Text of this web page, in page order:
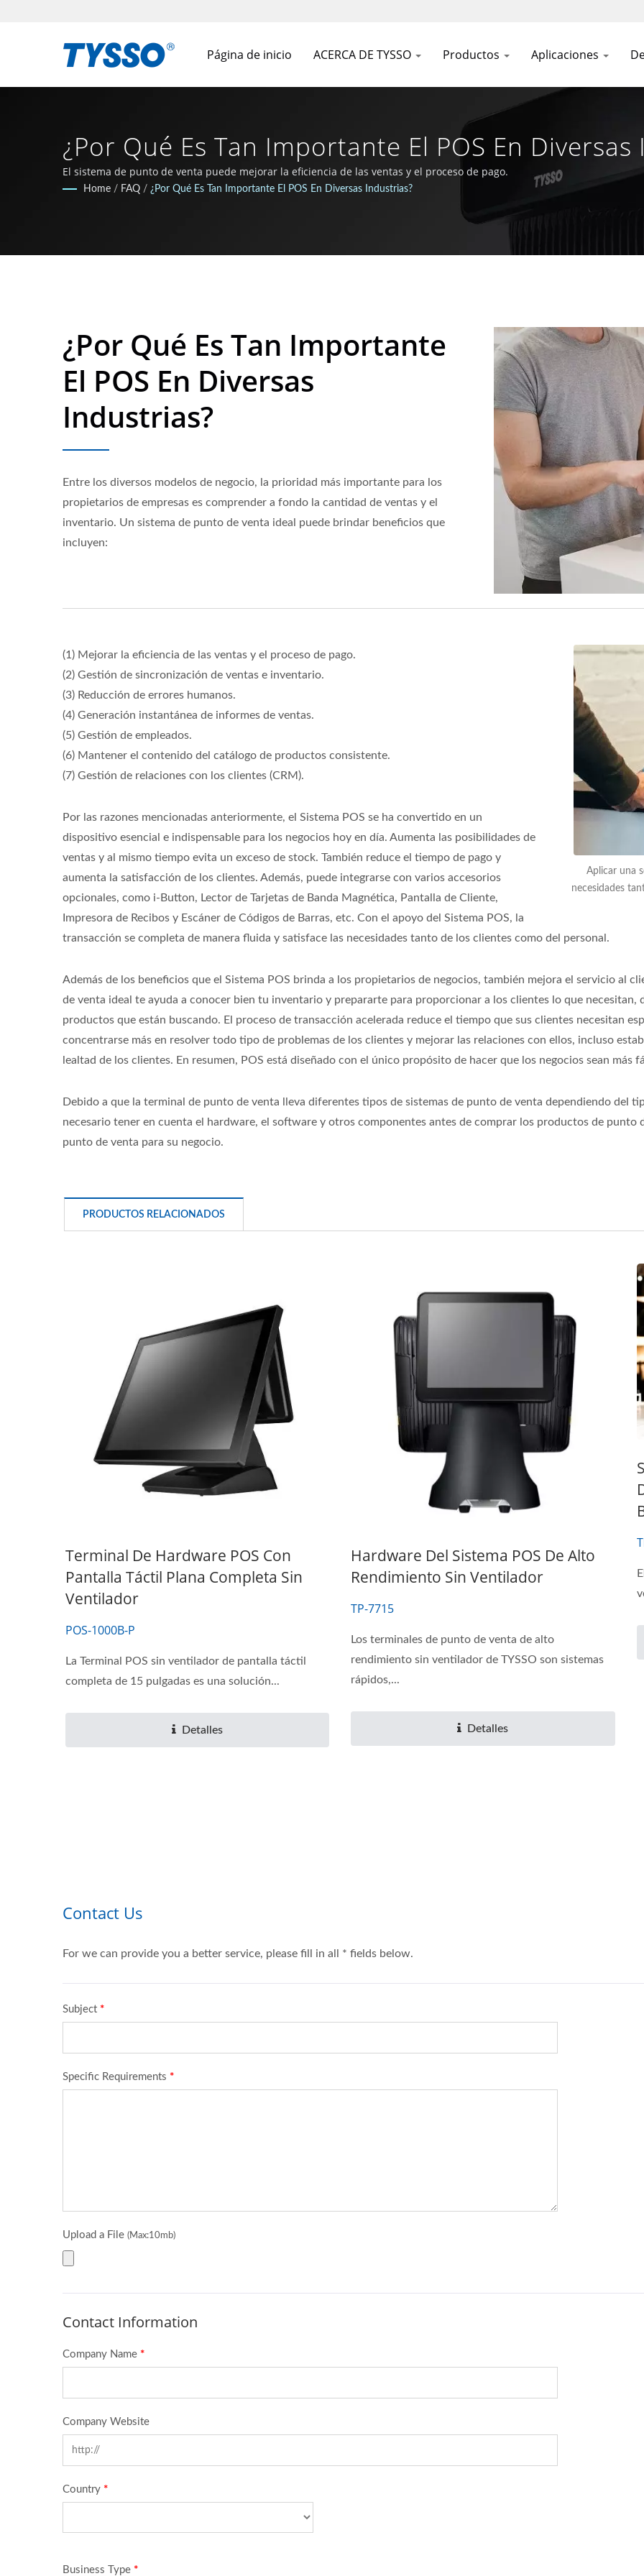
Página de inicio ACERCA DE TYSSO Productos Aplicaciones
¿Por Qué Es Tan Importante El POS En
Proveedor De Soluciones Integrales De POS Y
El sistema de punto de venta puede mejorar la eficiencia de las ventas y el proceso de pago.
Home / FAQ / ¿Por Qué Es Tan Importante El POS En Diversas Industrias?
¿Por Qué Es Tan Importante
El POS En Diversas
Industrias?
Entre los diversos modelos de negocio, la prioridad más importante para los
propietarios de empresas es comprender a fondo la cantidad de ventas y el
inventario. Un sistema de punto de venta ideal puede brindar beneficios que
incluyen:
Aplicar una
necesidades
(1) Mejorar la eficiencia de las ventas y el proceso de pago.
(2) Gestión de sincronización de ventas e inventario.
(3) Reducción de errores humanos.
(4) Generación instantánea de informes de ventas.
(5) Gestión de empleados.
(6) Mantener el contenido del catálogo de productos consistente.
(7) Gestión de relaciones con los clientes (CRM).
Por las razones mencionadas anteriormente, el Sistema POS se ha convertido en un
dispositivo esencial e indispensable para los negocios hoy en día. Aumenta las posibilidades de
ventas y al mismo tiempo evita un exceso de stock. También reduce el tiempo de pago y
aumenta la satisfacción de los clientes. Además, puede integrarse con varios accesorios
opcionales, como i-Button, Lector de Tarjetas de Banda Magnética, Pantalla de Cliente,
Impresora de Recibos y Escáner de Códigos de Barras, etc. Con el apoyo del Sistema POS, la
transacción se completa de manera fluida y satisface las necesidades tanto de los clientes como del personal.
Además de los beneficios que el Sistema POS brinda a los propietarios de negocios, también mejora el servicio al
de venta ideal te ayuda a conocer bien tu inventario y prepararte para proporcionar a los clientes lo que necesitan,
productos que están buscando. El proceso de transacción acelerada reduce el tiempo que sus clientes necesitan
concentrarse más en resolver todo tipo de problemas de los clientes y mejorar las relaciones con ellos, incluso
lealtad de los clientes. En resumen, POS está diseñado con el único propósito de hacer que los negocios sean más
Debido a que la terminal de punto de venta lleva diferentes tipos de sistemas de punto de venta dependiendo del
necesario tener en cuenta el hardware, el software y otros componentes antes de comprar los productos de
punto de venta para su negocio.
PRODUCTOS RELACIONADOS
Terminal De Hardware POS Con
Pantalla Táctil Plana Completa Sin
Ventilador
POS-1000B-P
La Terminal POS sin ventilador de pantalla táctil
completa de 15 pulgadas es una solución...
Detalles
Hardware Del Sistema POS De Alto
Rendimiento Sin Ventilador
TP-7715
Los terminales de punto de venta de alto
rendimiento sin ventilador de TYSSO son sistemas
rápidos,...
Detalles